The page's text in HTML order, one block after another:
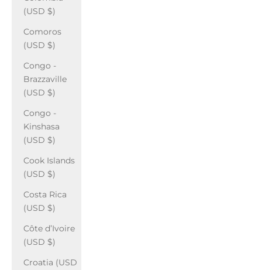
(USD $)
Comoros
(USD $)
Congo -
Brazzaville
(USD $)
Congo -
Kinshasa
(USD $)
Cook Islands
(USD $)
Costa Rica
(USD $)
Côte d’Ivoire
(USD $)
Croatia (USD